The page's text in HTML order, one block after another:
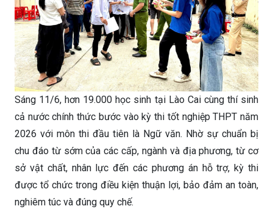
Sáng 11/6, hơn 19.000 học sinh tại Lào Cai cùng thí sinh
cả nước chính thức bước vào kỳ thi tốt nghiệp THPT năm
2026 với môn thi đầu tiên là Ngữ văn. Nhờ sự chuẩn bị
chu đáo từ sớm của các cấp, ngành và địa phương, từ cơ
sở vật chất, nhân lực đến các phương án hỗ trợ, kỳ thi
được tổ chức trong điều kiện thuận lợi, bảo đảm an toàn,
nghiêm túc và đúng quy chế.